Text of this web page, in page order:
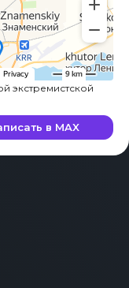
экстремистской
в MAX